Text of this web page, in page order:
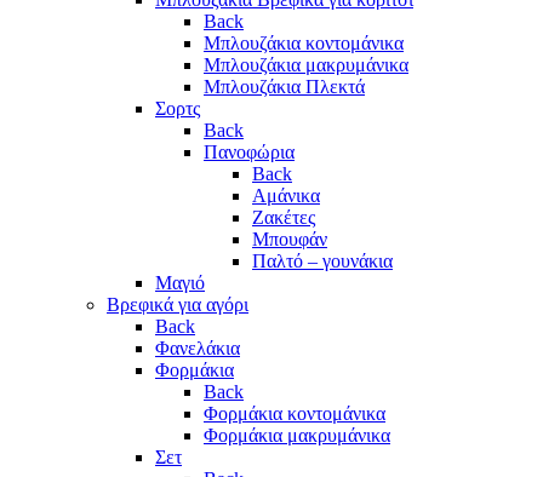
Back
Μπλουζάκια κοντομάνικα
Μπλουζάκια μακρυμάνικα
Μπλουζάκια Πλεκτά
Σορτς
Back
Πανοφώρια
Back
Αμάνικα
Ζακέτες
Μπουφάν
Παλτό – γουνάκια
Μαγιό
Βρεφικά για αγόρι
Back
Φανελάκια
Φορμάκια
Back
Φορμάκια κοντομάνικα
Φορμάκια μακρυμάνικα
Σετ